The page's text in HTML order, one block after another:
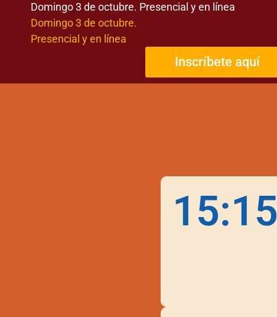
Domingo 3 de octubre. Presencial y en línea
Domingo 3 de octubre.
Presencial y en línea
Inscríbete aquí
15:15